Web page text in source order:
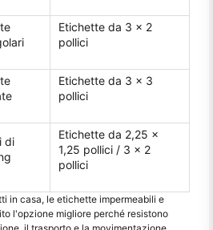
Etichette da 3 x 2
pollici
Etichette da 3 x 3
pollici
di
Etichette da 2,25 x
1,25 pollici / 3 x 2
pollici
in casa, le etichette impermeabili e
l'opzione migliore perché resistono